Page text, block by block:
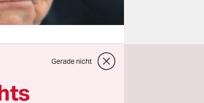
für
Gerade nicht